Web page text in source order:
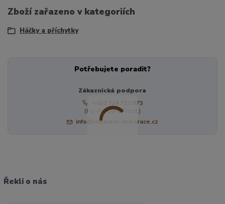
Zboží zařazeno v kategoriích
Háčky a příchytky
Potřebujete poradit?
Zákaznická podpora
+420 724 722 973
(Po-Pá, 09-17 hod.)
info@vybaveni-dekorace.cz
Řekli o nás